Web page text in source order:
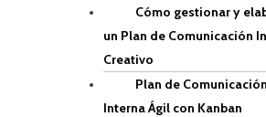
Cómo gestionar y
un Plan de Comunicación
Creativo
Plan de Comunicación
Interna Ágil con Kanban